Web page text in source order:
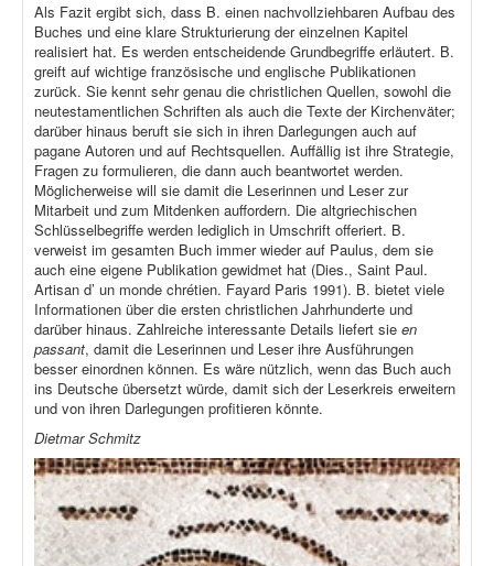
Als Fazit ergibt sich, dass B. einen nachvollziehbaren Aufbau des
Buches und eine klare Strukturierung der einzelnen Kapitel
realisiert hat. Es werden entscheidende Grundbegriffe erläutert. B.
greift auf wichtige französische und englische Publikationen
zurück. Sie kennt sehr genau die christlichen Quellen, sowohl die
neutestamentlichen Schriften als auch die Texte der Kirchenväter;
darüber hinaus beruft sie sich in ihren Darlegungen auch auf
pagane Autoren und auf Rechtsquellen. Auffällig ist ihre Strategie,
Fragen zu formulieren, die dann auch beantwortet werden.
Möglicherweise will sie damit die Leserinnen und Leser zur
Mitarbeit und zum Mitdenken auffordern. Die altgriechischen
Schlüsselbegriffe werden lediglich in Umschrift offeriert. B.
verweist im gesamten Buch immer wieder auf Paulus, dem sie
auch eine eigene Publikation gewidmet hat (Dies., Saint Paul.
Artisan d’ un monde chrétien. Fayard Paris 1991). B. bietet viele
Informationen über die ersten christlichen Jahrhunderte und
darüber hinaus. Zahlreiche interessante Details liefert sie en
passant, damit die Leserinnen und Leser ihre Ausführungen
besser einordnen können. Es wäre nützlich, wenn das Buch auch
ins Deutsche übersetzt würde, damit sich der Leserkreis erweitern
und von ihren Darlegungen profitieren könnte.
Dietmar Schmitz